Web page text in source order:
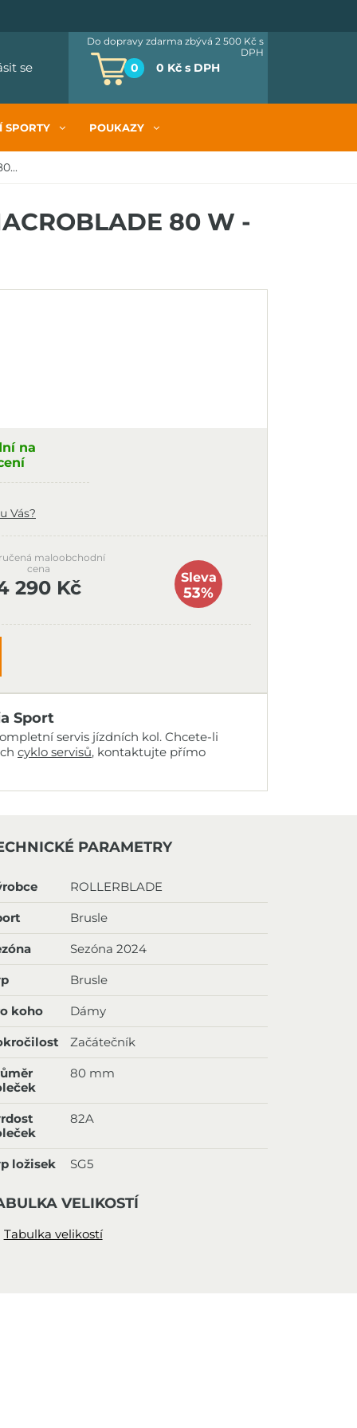
se 0 0 Kč s DPH
Do dopravy zdarma zbývá 2 500 Kč s
DPH
SPORTY POUKAZY
80 W -
na
Vás?
maloobchodní
cena
290 Kč Sleva
53%
Sport
servis jízdních kol. Chcete-li
cyklo servisů, kontaktujte přímo
PARAMETRY
ROLLERBLADE
Brusle
Sezóna 2024
Brusle
koho Dámy
Začátečník
80 mm
82A
ložisek SG5
VELIKOSTÍ
Tabulka velikostí